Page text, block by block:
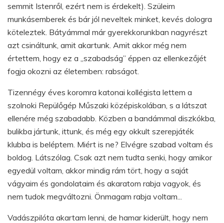
semmit Istenről, ezért nem is érdekelt). Szüleim
munkásemberek és bár jól neveltek minket, kevés dologra
köteleztek. Bátyámmal már gyerekkorunkban nagyrészt
azt csináltunk, amit akartunk. Amit akkor még nem
értettem, hogy ez a „szabadság” éppen az ellenkezőjét
fogja okozni az életemben: rabságot.
Tizennégy éves koromra katonai kollégista lettem a
szolnoki Repülőgép Műszaki középiskolában, s a látszat
ellenére még szabadabb. Közben a bandámmal diszkókba,
bulikba jártunk, ittunk, és még egy okkult szerepjáték
klubba is beléptem. Miért is ne? Elvégre szabad voltam és
boldog. Látszólag. Csak azt nem tudta senki, hogy amikor
egyedül voltam, akkor mindig rám tört, hogy a saját
vágyaim és gondolataim és akaratom rabja vagyok, és
nem tudok megváltozni. Önmagam rabja voltam...
Vadászpilóta akartam lenni, de hamar kiderült, hogy nem